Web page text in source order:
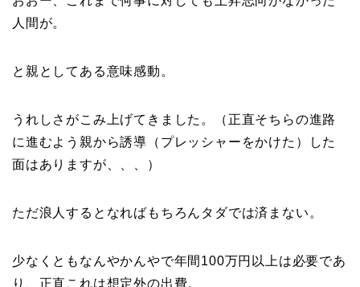
人間が。
と親としてある意味感動。
うれしさがこみ上げてきました。（正直そちらの進路
に進むよう親から誘導（プレッシャーをかけた）した
面はありますが、、、）
ただ浪人するとなればもちろんタダでは済まない。
少なくともなんやかんやで年間100万円以上は必要であ
り、正直これは想定外の出費。